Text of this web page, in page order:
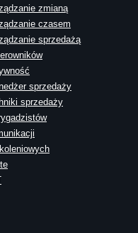
zmianą
czasem
sprzedażą
sprzedaży
sprzedaży